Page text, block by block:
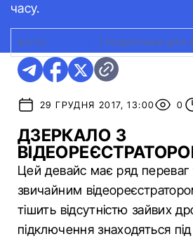
часу.
ФОТО: ПОДАРУНКИ ДЛЯ
29 ГРУДНЯ 2017, 13:00 0
ДЗЕРКАЛО З
Цей девайс має ряд переваг
звичайним
тішить відсутністю зайвих
підключення знаходяться